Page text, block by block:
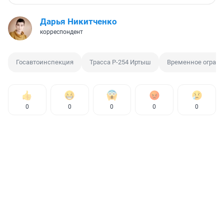
Дарья Никитченко
корреспондент
Госавтоинспекция Трасса Р-254 Иртыш Временное
0 0 0 0 0